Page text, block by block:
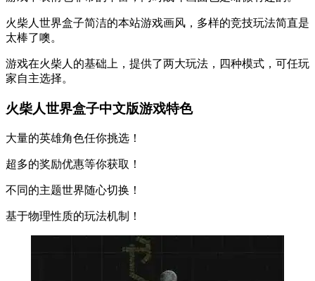
火柴人世界盒子简洁的本站游戏画风，多样的竞技玩法简直是
太棒了噢。
游戏在火柴人的基础上，提供了两大玩法，四种模式，可任玩
家自主选择。
火柴人世界盒子中文版游戏特色
大量的英雄角色任你挑选！
超多的奖励优惠等你获取！
不同的主题世界随心切换！
基于物理性质的玩法机制！